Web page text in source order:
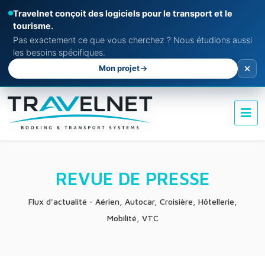
Travelnet conçoit des logiciels pour le transport et le
tourisme.
Pas exactement ce que vous cherchez ? Nous étudions aussi
les besoins spécifiques.
Mon projet
REVUE DE PRESSE
Flux d'actualité - Aérien, Autocar, Croisière, Hôtellerie,
Mobilité, VTC